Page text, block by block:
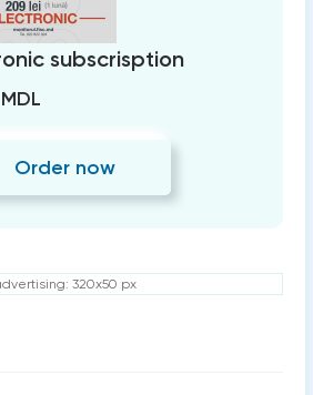
subscrisption
MDL
Order now
320x50 px